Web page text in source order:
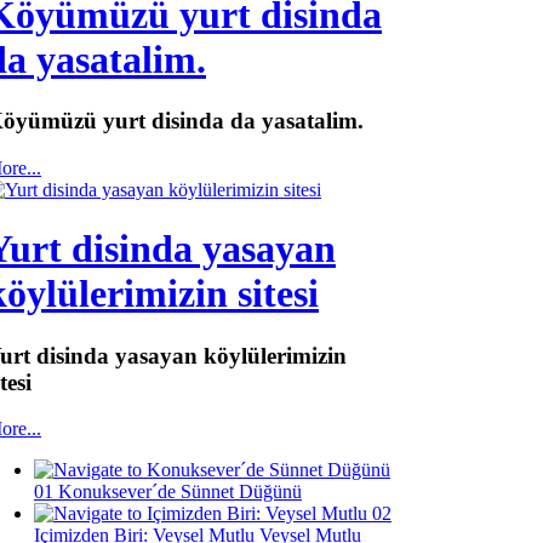
yurt disinda
yasatalim.
yurt disinda da yasatalim.
disinda yasayan
sitesi
disinda yasayan köylülerimizin
01 Konuksever´de Sünnet Düğünü
02
Içimizden Biri: Veysel Mutlu Veysel Mutlu